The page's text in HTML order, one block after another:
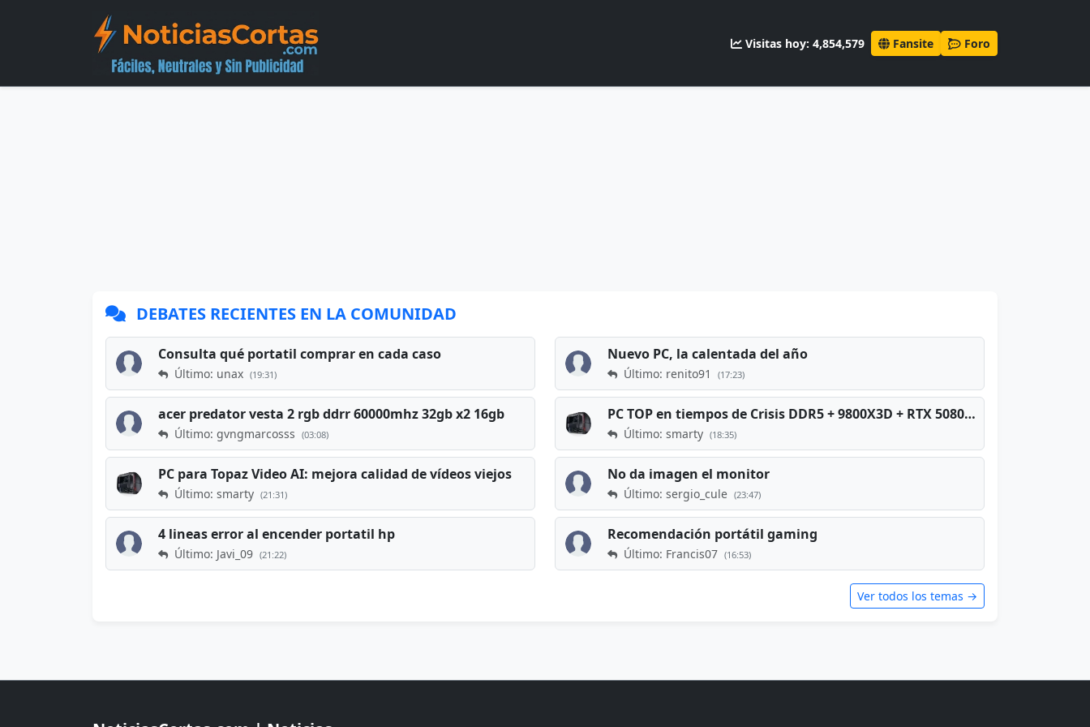
Visitas hoy: 4,854,579 Fansite Foro
DEBATES RECIENTES EN LA COMUNIDAD
Consulta qué portatil comprar en cada caso
Último: unax (19:31)
Nuevo PC, la calentada del año
Último: renito91 (17:23)
acer predator vesta 2 rgb ddrr 60000mhz 32gb x2 16gb
Último: gvngmarcosss (03:08)
PC TOP en tiempos de Crisis DDR5 + 9800X3D + RTX 5080 [2026][2400€]
Último: smarty (18:35)
PC para Topaz Video AI: mejora calidad de vídeos viejos
Último: smarty (21:31)
No da imagen el monitor
Último: sergio_cule (23:47)
4 lineas error al encender portatil hp
Último: Javi_09 (21:22)
Recomendación portátil gaming
Último: Francis07 (16:53)
Ver todos los temas →